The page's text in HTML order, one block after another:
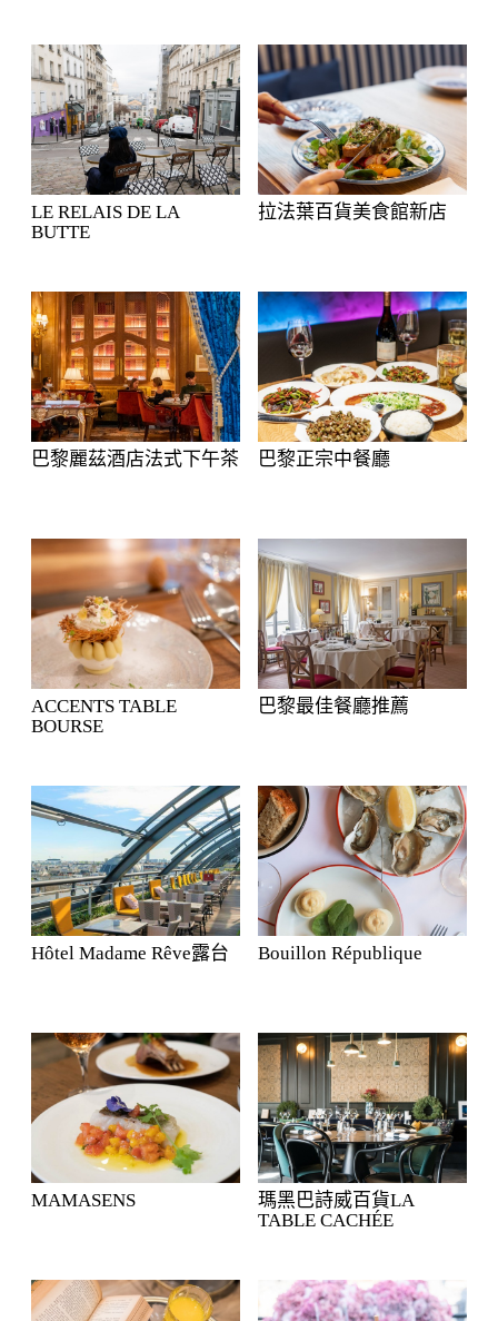
LE RELAIS DE LA
BUTTE
拉法葉百貨美食館新店
巴黎麗茲酒店法式下午茶 巴黎正宗中餐廳
ACCENTS TABLE
BOURSE
巴黎最佳餐廳推薦
Hôtel Madame Rêve露台 Bouillon République
MAMASENS
瑪黑巴詩威百貨LA
TABLE CACHÉE